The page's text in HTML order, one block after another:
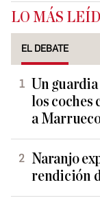
LO MÁS
EL DEBATE
Un
los coches
a
Naranjo
rendición